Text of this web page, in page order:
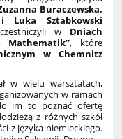
Buraczewska,
Luka Sztabkowski
w Dniach
Mathematik”, które
w Chemnitz
w wielu warsztatach,
w ramach
im to poznać ofertę
z różnych szkół
z języka niemieckiego.